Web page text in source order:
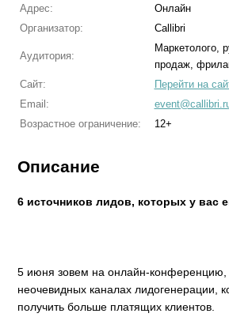
Адрес:
Онлайн
Организатор:
Callibri
Аудитория:
Маркетолого,
продаж,
Сайт:
Перейти на
Email:
Возрастное ограничение:
12+
Описание
6 источников лидов, которых у вас
5 июня зовем на онлайн-конференцию,
неочевидных каналах лидогенерации,
получить больше платящих клиентов.